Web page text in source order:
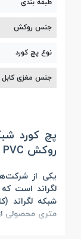
جنس روکش
نوع پچ کورد
جنس مغزی کابل
روکش PVC زرد 30 متری
یکی از
لگراند است
متری